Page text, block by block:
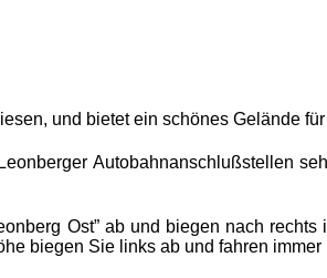
und bietet ein schönes Gelände
Autobahnanschlußstellen
Ost” ab und biegen nach
biegen Sie links ab und fahren